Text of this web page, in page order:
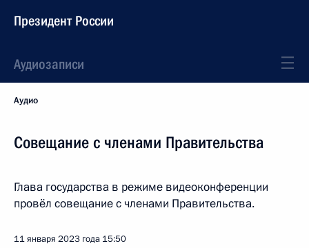
Президент России
Аудиозаписи
Аудио
Совещание с членами Правительства
Глава государства в режиме видеоконференции
провёл совещание с членами Правительства.
11 января 2023 года 15:50